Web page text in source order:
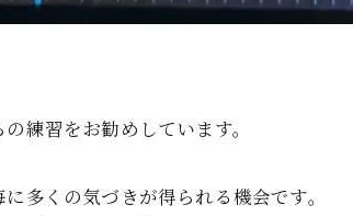
練習をお勧めしています。
多くの気づきが得られる機会です。